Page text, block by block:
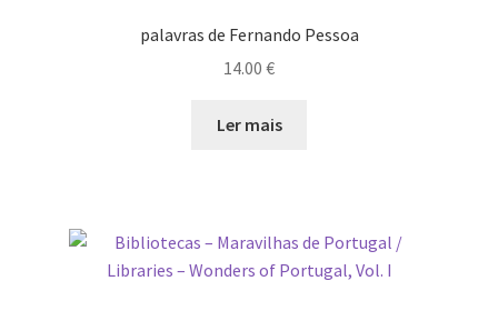
palavras de Fernando Pessoa
14.00 €
Ler mais